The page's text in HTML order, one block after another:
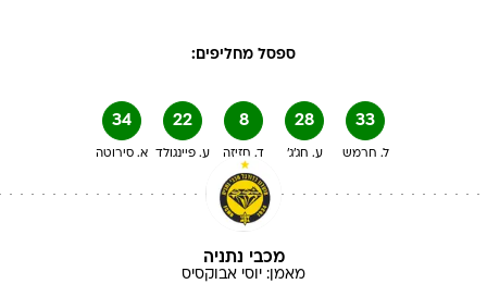
ספסל מחליפים:
34
א. סירוטה
22
ע. פיינגולד
8
ד. חזיזה
28
ע. חג'ג'
33
ל. חרמש
מכבי נתניה
מאמן: יוסי אבוקסיס